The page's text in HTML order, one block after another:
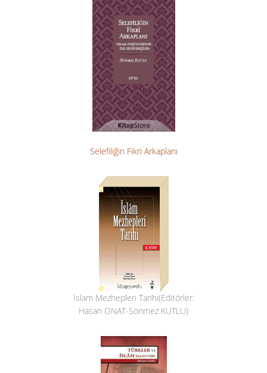
Selefiliğin Fikri Arkaplanı
İslam Mezhepleri Tarihi(Editörler:
Hasan ONAT-Sönmez KUTLU)